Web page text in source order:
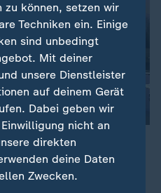
Modell F-35, so
Fraktionsvorsitzende
"mit anderen
zu können, setzen wir
Techniken ein. Einige
sind unbedingt
Mit deiner
unsere Dienstleister
auf deinem Gerät
Dabei geben wir
nicht an
direkten
deine Daten
Zwecken.